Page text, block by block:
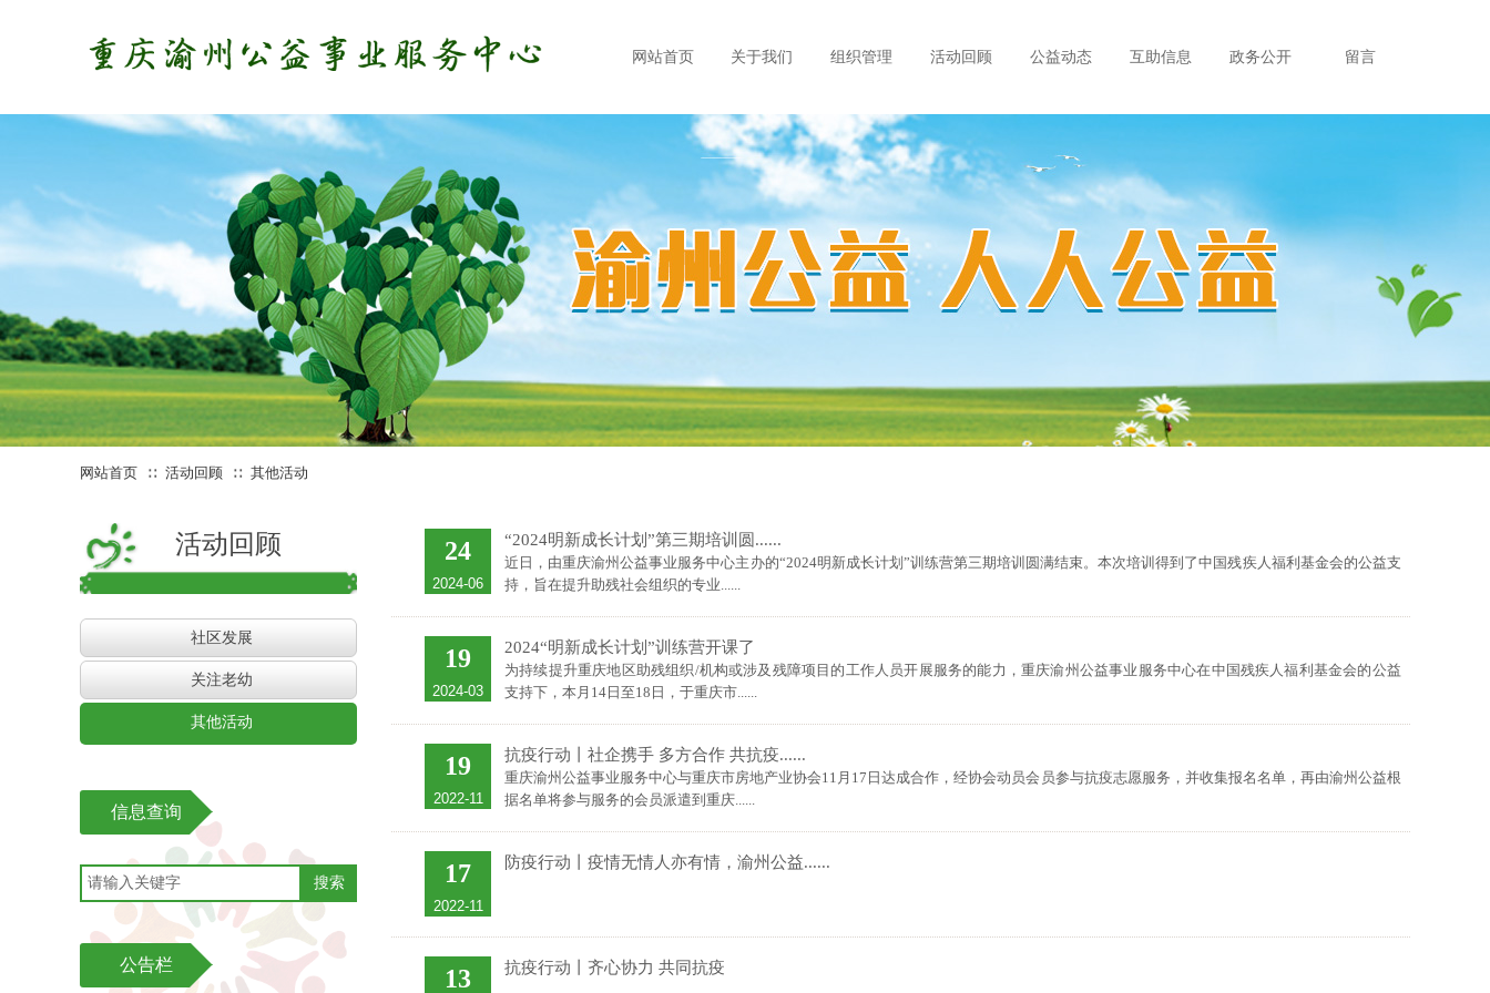
网站首页 关于我们 组织管理 活动回顾 公益动态 互助信息 政务公开 留言
网站首页 ∷ 活动回顾 ∷ 其他活动
24
2024-06
“2024明新成长计划”第三期培训圆......
近日，由重庆渝州公益事业服务中心主办的“2024明新成长计划”训练营第三期培训圆满结束。本次培训得到了中国残疾人福利基金会的公益支
持，旨在提升助残社会组织的专业......
19
2024-03
2024“明新成长计划”训练营开课了
为持续提升重庆地区助残组织/机构或涉及残障项目的工作人员开展服务的能力，重庆渝州公益事业服务中心在中国残疾人福利基金会的公益
支持下，本月14日至18日，于重庆市......
19
2022-11
抗疫行动丨社企携手 多方合作 共抗疫......
重庆渝州公益事业服务中心与重庆市房地产业协会11月17日达成合作，经协会动员会员参与抗疫志愿服务，并收集报名名单，再由渝州公益根
据名单将参与服务的会员派遣到重庆......
17
2022-11
防疫行动丨疫情无情人亦有情，渝州公益......
13 抗疫行动丨齐心协力 共同抗疫
活动回顾
社区发展
关注老幼
其他活动
信息查询
搜索
公告栏